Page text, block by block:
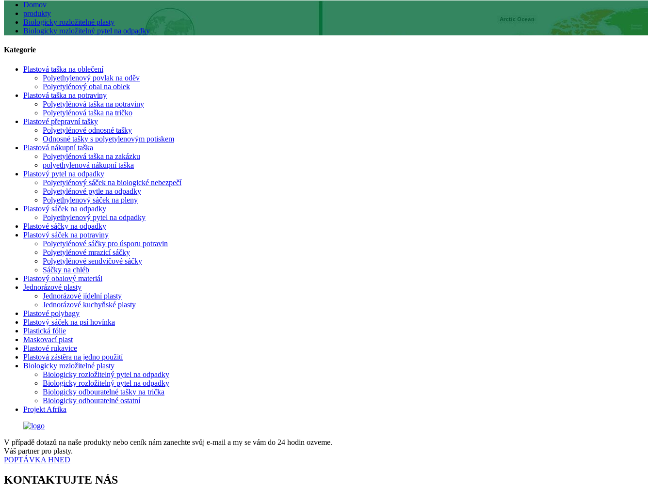
Domov
produkty
Biologicky rozložitelné plasty
Biologicky rozložitelný pytel na odpadky
Kategorie
Plastová taška na oblečení
Polyethylenový povlak na oděv
Polyetylénový obal na oblek
Plastová taška na potraviny
Polyetylénová taška na potraviny
Polyetylénová taška na tričko
Plastové přepravní tašky
Polyetylénové odnosné tašky
Odnosné tašky s polyetylenovým potiskem
Plastová nákupní taška
Polyetylénová taška na zakázku
polyethylenová nákupní taška
Plastový pytel na odpadky
Polyetylénový sáček na biologické nebezpečí
Polyetylénové pytle na odpadky
Polyethylenový sáček na pleny
Plastový sáček na odpadky
Polyethylenový pytel na odpadky
Plastové sáčky na odpadky
Plastový sáček na potraviny
Polyetylénové sáčky pro úsporu potravin
Polyetylénové mrazicí sáčky
Polyetylénové sendvičové sáčky
Sáčky na chléb
Plastový obalový materiál
Jednorázové plasty
Jednorázové jídelní plasty
Jednorázové kuchyňské plasty
Plastové polybagy
Plastový sáček na psí hovínka
Plastická fólie
Maskovací plast
Plastové rukavice
Plastová zástěra na jedno použití
Biologicky rozložitelné plasty
Biologicky rozložitelný pytel na odpadky
Biologicky rozložitelný pytel na odpadky
Biologicky odbouratelné tašky na trička
Biologicky odbouratelné ostatní
Projekt Afrika
V případě dotazů na naše produkty nebo ceník nám zanechte svůj e-mail a my se vám do 24 hodin ozveme.
Váš partner pro plasty.
POPTÁVKA HNED
KONTAKTUJTE NÁS